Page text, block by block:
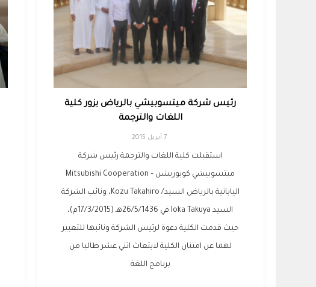
رئيس شركة ميتسوبيشي بالرياض يزور كلية
اللغات والترجمة
7 أبريل 2015
استقبلت كلية اللغات والترجمة رئيس شركة
ميتسوبيشي كوبوريشن – Mitsubishi Cooperation
اليابانية بالرياض السيد/ Kozu Takahiro، ونائب الشركة
السيد Ioka Takuya في 26/5/1436هـ (17/3/2015م)،
حيث قدمت الكلية دعوة لرئيس الشركة ونائبها للتعبير
لهما عن امتنان الكلية لابتعاث اثني عشر طالبا من
برنامج اللغة